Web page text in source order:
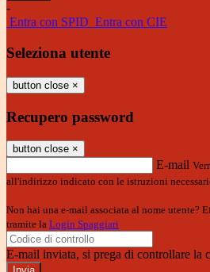
-
Entra con SPID Entra con CIE
Seleziona utente
button close ×
Recupero password
button close ×
E-mail
all'indirizzo indicato con le istruzioni
Non hai una e-mail associata al nome utente?
tramite la Login Spaggiari
E-mail inviata, si prega di controllare la